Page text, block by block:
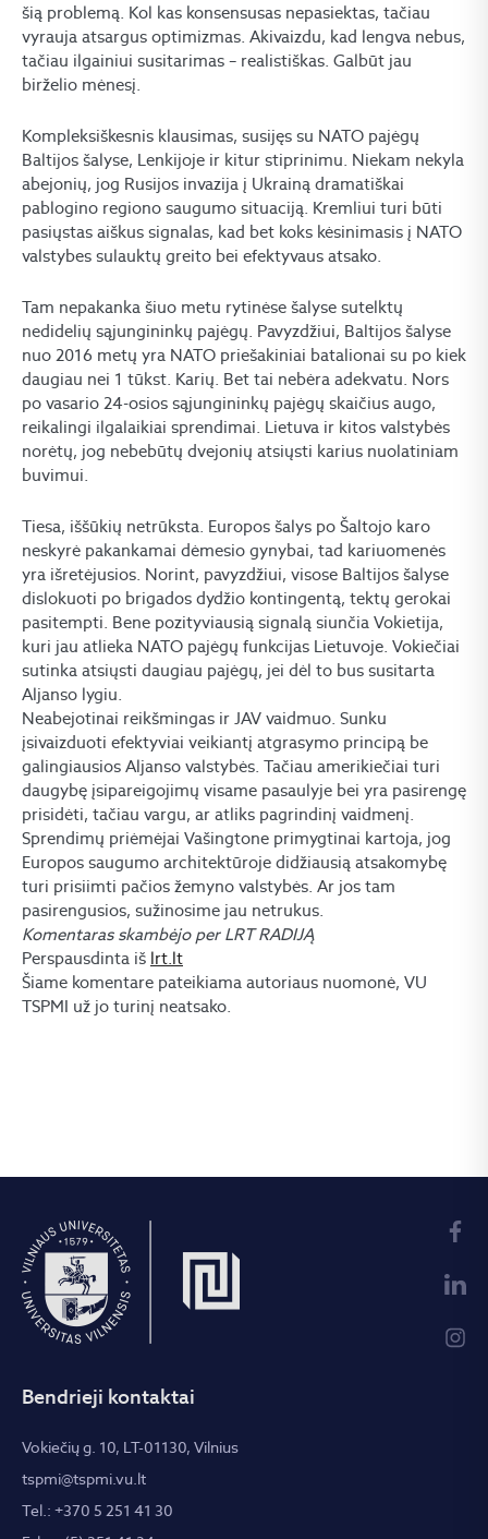
šią problemą. Kol kas konsensusas nepasiektas, tačiau
vyrauja atsargus optimizmas. Akivaizdu, kad lengva nebus,
tačiau ilgainiui susitarimas – realistiškas. Galbūt jau
birželio mėnesį.
Kompleksiškesnis klausimas, susijęs su NATO pajėgų
Baltijos šalyse, Lenkijoje ir kitur stiprinimu. Niekam nekyla
abejonių, jog Rusijos invazija į Ukrainą dramatiškai
pablogino regiono saugumo situaciją. Kremliui turi būti
pasiųstas aiškus signalas, kad bet koks kėsinimasis į NATO
valstybes sulauktų greito bei efektyvaus atsako.
Tam nepakanka šiuo metu rytinėse šalyse sutelktų
nedidelių sąjungininkų pajėgų. Pavyzdžiui, Baltijos šalyse
nuo 2016 metų yra NATO priešakiniai batalionai su po kiek
daugiau nei 1 tūkst. Karių. Bet tai nebėra adekvatu. Nors
po vasario 24-osios sąjungininkų pajėgų skaičius augo,
reikalingi ilgalaikiai sprendimai. Lietuva ir kitos valstybės
norėtų, jog nebebūtų dvejonių atsiųsti karius nuolatiniam
buvimui.
Tiesa, iššūkių netrūksta. Europos šalys po Šaltojo karo
neskyrė pakankamai dėmesio gynybai, tad kariuomenės
yra išretėjusios. Norint, pavyzdžiui, visose Baltijos šalyse
dislokuoti po brigados dydžio kontingentą, tektų gerokai
pasitempti. Bene pozityviausią signalą siunčia Vokietija,
kuri jau atlieka NATO pajėgų funkcijas Lietuvoje. Vokiečiai
sutinka atsiųsti daugiau pajėgų, jei dėl to bus susitarta
Aljanso lygiu.
Neabejotinai reikšmingas ir JAV vaidmuo. Sunku
įsivaizduoti efektyviai veikiantį atgrasymo principą be
galingiausios Aljanso valstybės. Tačiau amerikiečiai turi
daugybę įsipareigojimų visame pasaulyje bei yra pasirengę
prisidėti, tačiau vargu, ar atliks pagrindinį vaidmenį.
Sprendimų priėmėjai Vašingtone primygtinai kartoja, jog
Europos saugumo architektūroje didžiausią atsakomybę
turi prisiimti pačios žemyno valstybės. Ar jos tam
pasirengusios, sužinosime jau netrukus.
Komentaras skambėjo per LRT RADIJĄ
Perspausdinta iš lrt.lt
Šiame komentare pateikiama autoriaus nuomonė, VU
TSPMI už jo turinį neatsako.
Bendrieji kontaktai
Vokiečių g. 10, LT-01130, Vilnius
tspmi@tspmi.vu.lt
Tel.: +370 5 251 41 30